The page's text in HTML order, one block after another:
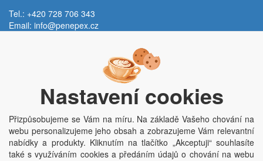
Tel.: +420 728 706 343
Email: info@penepex.cz
Trávník 2076, 686 03 Staré Město
Nastavení cookies
Přizpůsobujeme se Vám na míru. Na základě Vašeho chování na
webu personalizujeme jeho obsah a zobrazujeme Vám relevantní
nabídky a produkty. Kliknutím na tlačítko „Akceptuji“ souhlasíte
také s využíváním cookies a předáním údajů o chování na webu